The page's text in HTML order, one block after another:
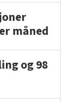
måned
og 98